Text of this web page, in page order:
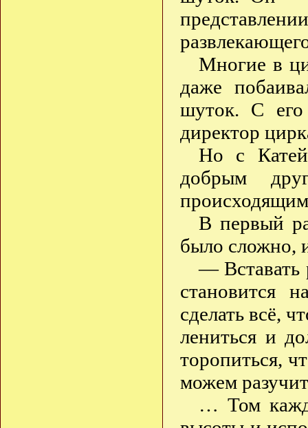
Многие в
даже
шуток. С его
директор
Но с
добрым
В первый
было сложно,
— Вставать
становится
сделать всё,
лениться и
торопиться,
можем
… Том